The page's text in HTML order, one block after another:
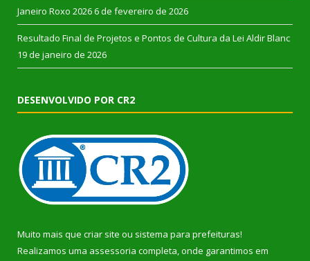
Janeiro Roxo 2026 6 de fevereiro de 2026
Resultado Final de Projetos e Pontos de Cultura da Lei Aldir Blanc
19 de janeiro de 2026
DESENVOLVIDO POR CR2
Muito mais que criar site ou sistema para prefeituras!
Realizamos uma assessoria completa, onde garantimos em